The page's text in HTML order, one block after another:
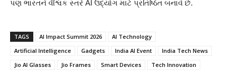
પણ ભારતને વૈશ્વિક સ્તરે AI ઉદ્યોગ માટે પ્રતિષ્ઠિત બનાવે છે.
TAGS AI Impact Summit 2026
AI Technology
Artificial Intelligence
Gadgets India AI Event
India Tech News
Jio AI Glasses
Jio Frames Smart Devices Tech Innovation